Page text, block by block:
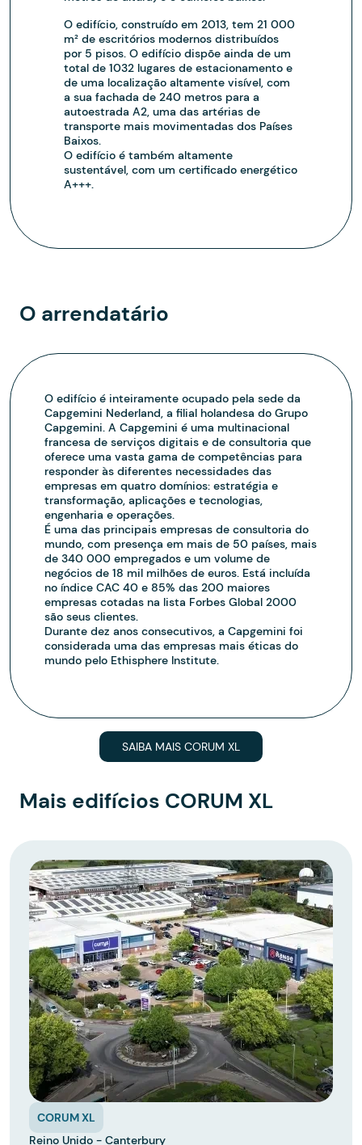
O edifício, construído em 2013, tem 21 000
m² de escritórios modernos distribuídos
por 5 pisos. O edifício dispõe ainda de um
total de 1032 lugares de estacionamento e
de uma localização altamente visível, com
a sua fachada de 240 metros para a
autoestrada A2, uma das artérias de
transporte mais movimentadas dos Países
Baixos.
O edifício é também altamente
sustentável, com um certificado energético
A+++.
O arrendatário
O edifício é inteiramente ocupado pela sede da
Capgemini Nederland, a filial holandesa do Grupo
Capgemini. A Capgemini é uma multinacional
francesa de serviços digitais e de consultoria que
oferece uma vasta gama de competências para
responder às diferentes necessidades das
empresas em quatro domínios: estratégia e
transformação, aplicações e tecnologias,
engenharia e operações.
É uma das principais empresas de consultoria do
mundo, com presença em mais de 50 países, mais
de 340 000 empregados e um volume de
negócios de 18 mil milhões de euros. Está incluída
no índice CAC 40 e 85% das 200 maiores
empresas cotadas na lista Forbes Global 2000
são seus clientes.
Durante dez anos consecutivos, a Capgemini foi
considerada uma das empresas mais éticas do
mundo pelo Ethisphere Institute.
SAIBA MAIS CORUM XL
Mais edifícios CORUM XL
CORUM XL
Reino Unido - Canterbury